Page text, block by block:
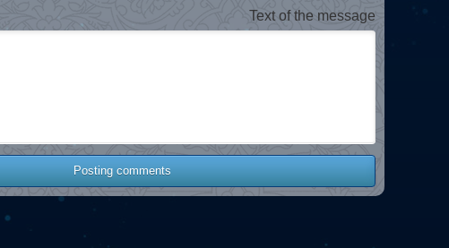
Text of the message
Posting comments